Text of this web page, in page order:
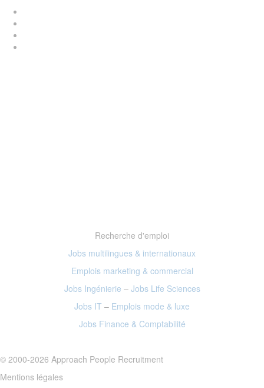
Recherche d'emploi
Jobs multilingues & internationaux
Emplois marketing & commercial
Jobs Ingénierie – Jobs Life Sciences
Jobs IT – Emplois mode & luxe
Jobs Finance & Comptabilité
© 2000-2026 Approach People Recruitment
Mentions légales